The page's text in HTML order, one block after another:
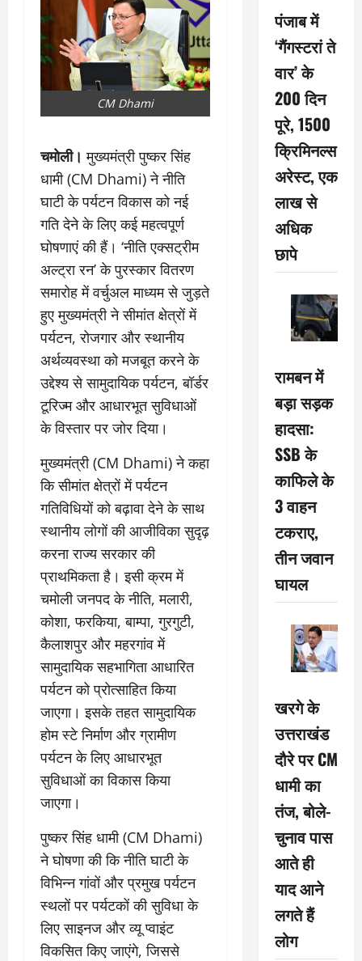
CM Dhami
चमोली। मुख्यमंत्री पुष्कर सिंह
धामी (CM Dhami) ने नीति
घाटी के पर्यटन विकास को नई
गति देने के लिए कई महत्वपूर्ण
घोषणाएं की हैं। ‘नीति एक्सट्रीम
अल्ट्रा रन’ के पुरस्कार वितरण
समारोह में वर्चुअल माध्यम से जुड़ते
हुए मुख्यमंत्री ने सीमांत क्षेत्रों में
पर्यटन, रोजगार और स्थानीय
अर्थव्यवस्था को मजबूत करने के
उद्देश्य से सामुदायिक पर्यटन, बॉर्डर
टूरिज्म और आधारभूत सुविधाओं
के विस्तार पर जोर दिया।
मुख्यमंत्री (CM Dhami) ने कहा
कि सीमांत क्षेत्रों में पर्यटन
गतिविधियों को बढ़ावा देने के साथ
स्थानीय लोगों की आजीविका सुदृढ़
करना राज्य सरकार की
प्राथमिकता है। इसी क्रम में
चमोली जनपद के नीति, मलारी,
कोशा, फरकिया, बाम्पा, गुरगुटी,
कैलाशपुर और महरगांव में
सामुदायिक सहभागिता आधारित
पर्यटन को प्रोत्साहित किया
जाएगा। इसके तहत सामुदायिक
होम स्टे निर्माण और ग्रामीण
पर्यटन के लिए आधारभूत
सुविधाओं का विकास किया
जाएगा।
पुष्कर सिंह धामी (CM Dhami)
ने घोषणा की कि नीति घाटी के
विभिन्न गांवों और प्रमुख पर्यटन
स्थलों पर पर्यटकों की सुविधा के
लिए साइनज और व्यू प्वाइंट
विकसित किए जाएंगे, जिससे
पंजाब में
‘गैंगस्टरां ते
वार’ के
200 दिन
पूरे, 1500
क्रिमिनल्स
अरेस्ट, एक
लाख से
अधिक
छापे
रामबन में
बड़ा सड़क
हादसा:
SSB के
काफिले के
3 वाहन
टकराए,
तीन जवान
घायल
खरगे के
उत्तराखंड
दौरे पर CM
धामी का
तंज, बोले-
चुनाव पास
आते ही
याद आने
लगते हैं
लोग